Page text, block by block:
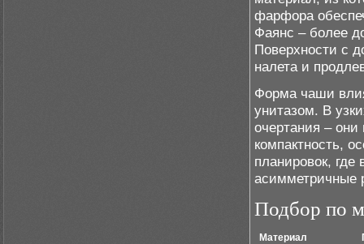
фарфора
Фаянс – более
Поверхности с
налета и
Форма чаши
унитазом. В
очертания –
компактность,
планировок, где
асимметричные
Подбор по
Материал